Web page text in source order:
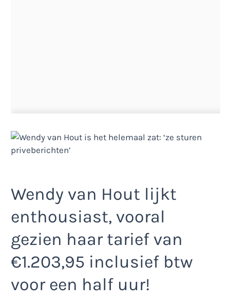
Wendy van Hout lijkt
enthousiast, vooral
gezien haar tarief van
€1.203,95 inclusief btw
voor een half uur!